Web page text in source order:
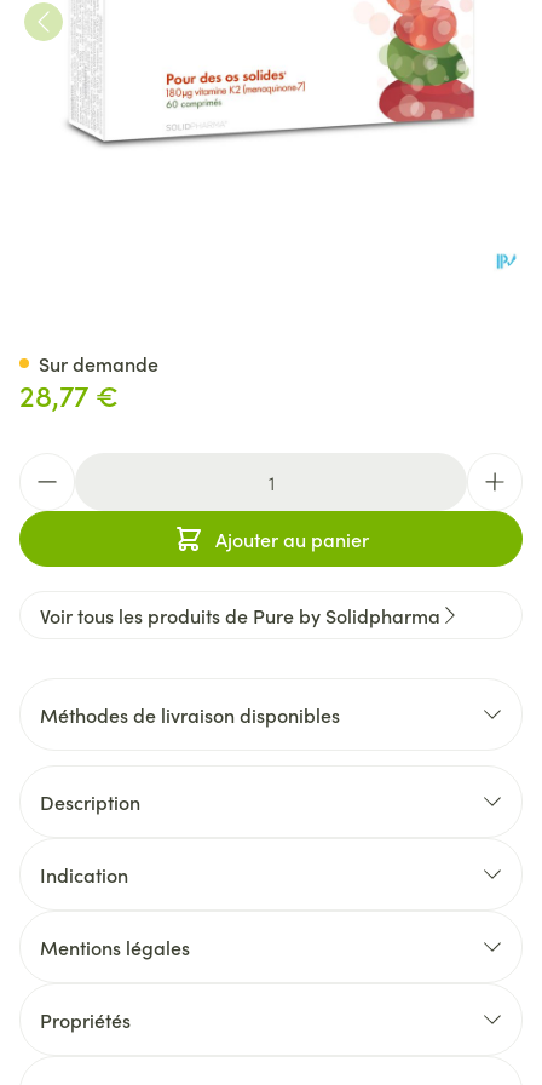
28,77 €
Ajouter au panier
Sur demande
Voir tous les produits de Pure by Solidpharma
Méthodes de livraison disponibles
Description
Indication
Mentions légales
Propriétés